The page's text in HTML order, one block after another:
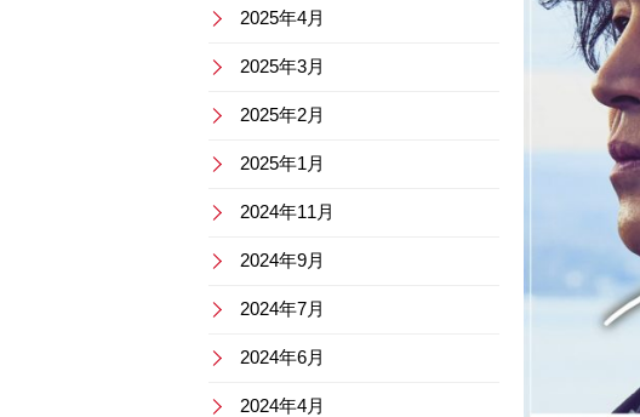
2025年4月
2025年3月
2025年2月
2025年1月
2024年11月
2024年9月
2024年7月
2024年6月
2024年4月